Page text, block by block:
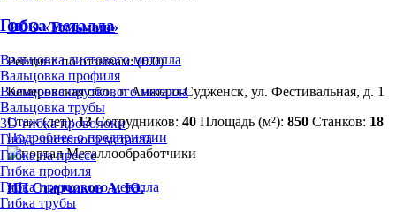
Гибка металла
Вальцовка листового металла
Вальцовка профиля
Вальцовка пруткового металла
Вальцовка трубы
3D-гибка проволоки
Гибка листового металла
Гибка на прессе
Гибка профиля
Гибка пруткового металла
Гибка трубы
ООО «Томьмаш»
Рейтинг по отзывам:(0.0)
Кемеровская обл., г. Анжеро-Судженск, ул. Фестивальная, д. 1
Стаж (лет):13 Сотрудников: 40 Площадь (м²): 850 Станков: 18
Подробнее о предприятии
ИП Старчиков А. Ю.